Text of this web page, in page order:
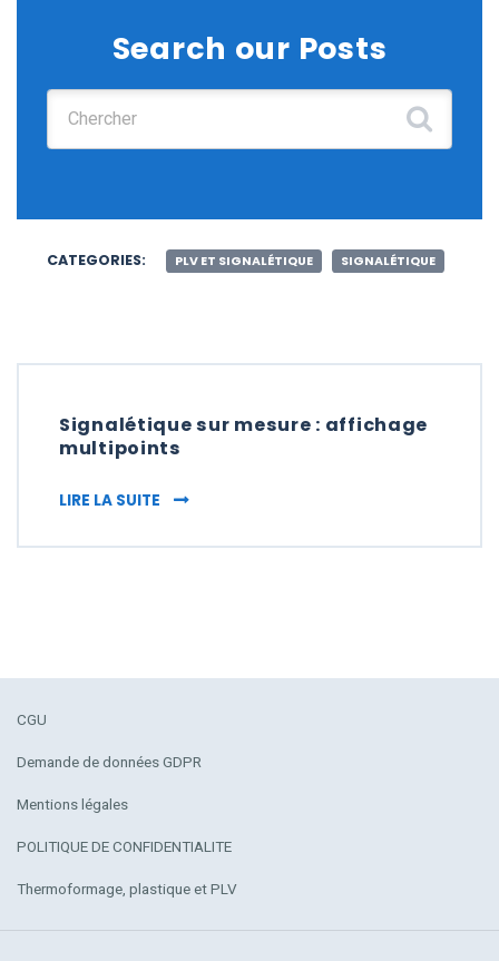
Search our Posts
CATEGORIES: PLV ET SIGNALÉTIQUE SIGNALÉTIQUE
Signalétique sur mesure : affichage
multipoints
LIRE LA SUITE SIGNALÉTIQUE SUR MESURE : AFFICHAGE
CGU
Demande de données GDPR
Mentions légales
POLITIQUE DE CONFIDENTIALITE
Thermoformage, plastique et PLV